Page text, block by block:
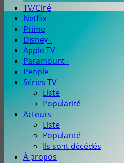
TV/Ciné
Netflix
Prime
Disney+
Apple TV
Paramount+
People
Séries TV
Liste
Popularité
Acteurs
Liste
Popularité
Ils sont décédés
À propos